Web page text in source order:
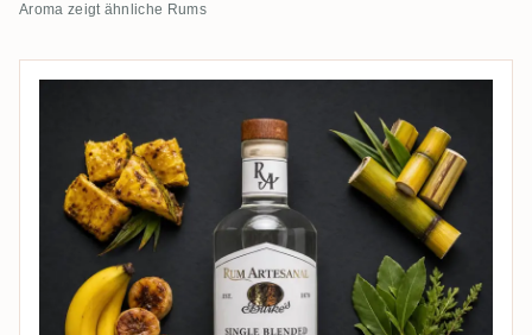
Aroma zeigt ähnliche Rums